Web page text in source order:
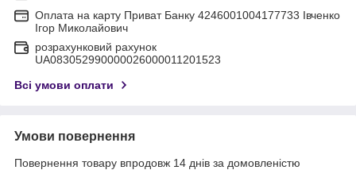
Оплата на карту Приват Банку 4246001004177733 Івченко
Ігор Миколайович
розрахунковий рахунок
UA083052990000026000011201523
Всі умови оплати
Умови повернення
Повернення товару впродовж 14 днів за домовленістю